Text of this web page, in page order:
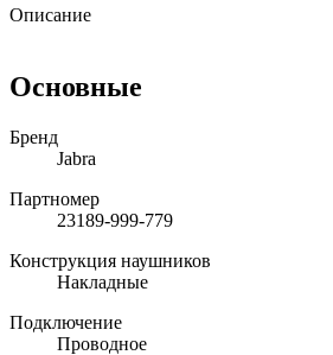
Описание
Основные
Бренд
Jabra
Партномер
23189-999-779
Конструкция наушников
Накладные
Подключение
Проводное